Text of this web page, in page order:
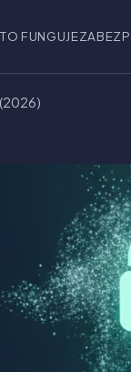
FUNGUJE